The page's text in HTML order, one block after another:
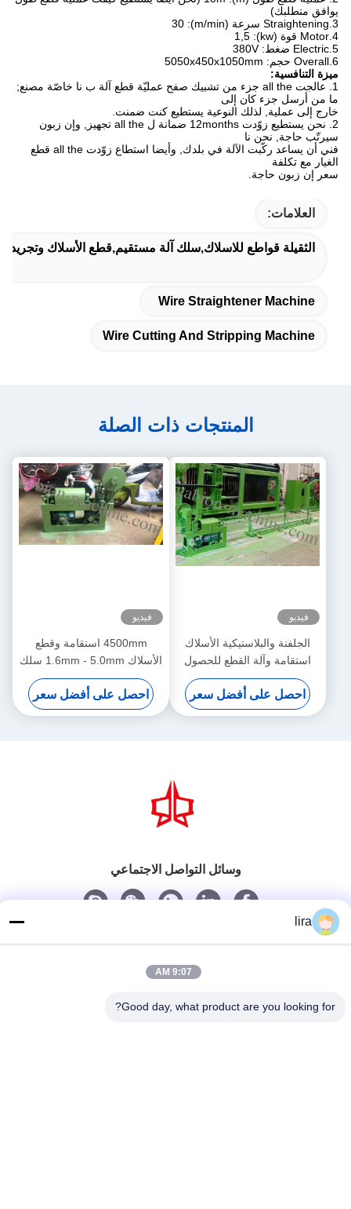
يوافق متطلبك)
4.Motor قوة (kw): 1,5
5.Electric ضغط: 380V
6.Overall حجم: 5050x450x1050mm
ميزة التنافسية:
1. عالجت all the جزء من تشبيك صفح عمليّة قطع آلة ب نا خاصّة مصنع;
ما من أرسل جزء كان إلى
خارج إلى عملية, لذلك النوعية يستطيع كنت ضمنت.
2. نحن يستطيع زوّدت 12months ضمانة ل all the تجهيز, وإن زبون
سيرتّب حاجة, نحن نا
فني أن يساعد ركّبت الآلة في بلدك, وأيضا استطاع زوّدت all the قطع
الغيار مع تكلفة
سعر إن زبون حاجة.
العلامات:
الثقيلة قواطع للاسلاك,سلك آلة مستقيم,قطع الأسلاك وتجريد
Wire Straightener Machine
Wire Cutting And Stripping Machine
المنتجات ذات الصلة
فيديو
الجلفنة والبلاستيكية الأسلاك
استقامة وآلة القطع للحصول
على عرض 4000mm
احصل على أفضل سعر
فيديو
4500mm استقامة وقطع
الأسلاك 1.6mm - 5.0mm سلك
ضياء
احصل على أفضل سعر
وسائل التواصل الاجتماعي
lira
9:07 AM
Good day, what product are you looking for?